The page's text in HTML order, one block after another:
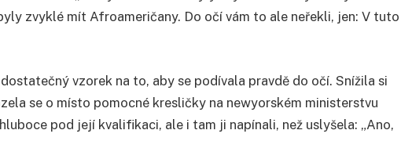
zvyklé mít Afroameričany. Do očí vám to ale neřekli, jen: V tuto
vzorek na to, aby se podívala pravdě do očí. Snížila si
se o místo pomocné kresličky na newyorském ministerstvu
pod její kvalifikaci, ale i tam ji napínali, než uslyšela: „Ano,